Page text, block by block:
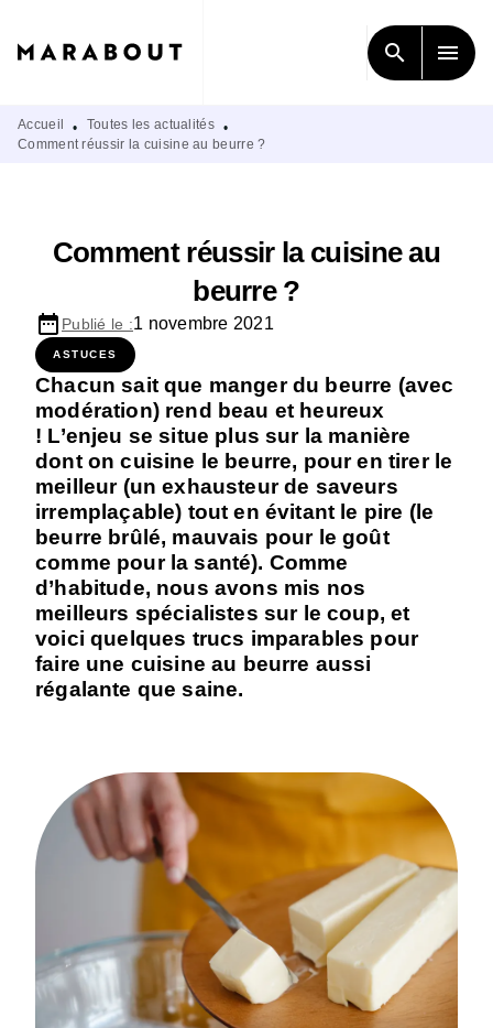
CONTENU
search menu
Accueil • Toutes les actualités •
Comment réussir la cuisine au beurre ?
Comment réussir la cuisine au
beurre ?
date_range Publié le :1 novembre 2021
ASTUCES
Chacun sait que manger du beurre (avec
modération) rend beau et heureux
! L’enjeu se situe plus sur la manière
dont on cuisine le beurre, pour en tirer le
meilleur (un exhausteur de saveurs
irremplaçable) tout en évitant le pire (le
beurre brûlé, mauvais pour le goût
comme pour la santé). Comme
d’habitude, nous avons mis nos
meilleurs spécialistes sur le coup, et
voici quelques trucs imparables pour
faire une cuisine au beurre aussi
régalante que saine.